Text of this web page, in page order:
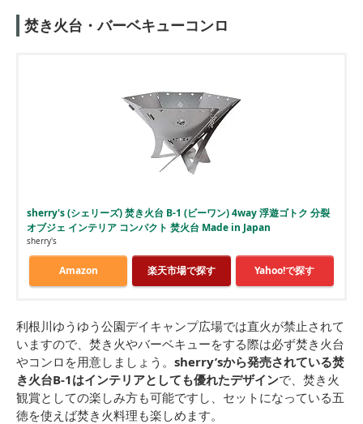
焚き火台・バーベキューコンロ
sherry's (シェリーズ) 焚き火台 B-1 (ビーワン) 4way 浮遊ゴトク 分裂
オブジェ インテリア コンパクト 焚火台 Made in Japan
sherry's
Amazon 楽天市場で探す Yahoo!で探す
利根川ゆうゆう公園デイキャンプ広場では直火が禁止されて
いますので、焚き火やバーベキューをする際は必ず焚き火台
やコンロを用意しましょう。 sherry’sから発売されている焚
き火台B-1はインテリアとしても優れたデザインで、焚き火
観賞としての楽しみ方も可能ですし、セットになっている五
徳を使えば焚き火料理も楽しめます。